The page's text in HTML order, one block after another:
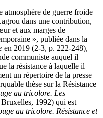
atmosphère de guerre froide
dans une contribution,
et aux marges de
», publiée dans la
en 2019 (2-3, p. 222-248),
communiste auquel il
la résistance à laquelle il
un répertoire de la presse
thèse sur la Résistance
au tricolore. Les
Bruxelles, 1992) qui est
au tricolore. Résistance et